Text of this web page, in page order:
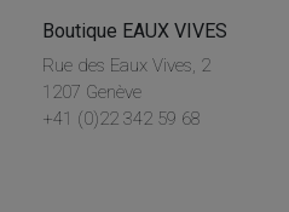
Boutique EAUX VIVES
Rue des Eaux Vives, 2
1207 Genève
+41 (0)22 342 59 68